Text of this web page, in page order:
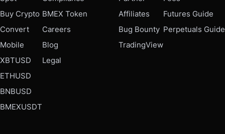
Buy Crypto
Convert
Mobile
XBTUSD
ETHUSD
BNBUSD
BMEXUSDT
BMEX Token
Careers
Blog
Legal
Affiliates
Bug Bounty
TradingView
Futures Guide
Perpetuals Guide